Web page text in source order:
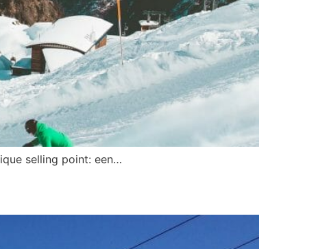
selling point: een…